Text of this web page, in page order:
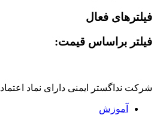
فیلترهای فعال
فیلتر براساس قیمت:
شرکت نداگستر ایمنی دارای نماد اعتماد
آموزش